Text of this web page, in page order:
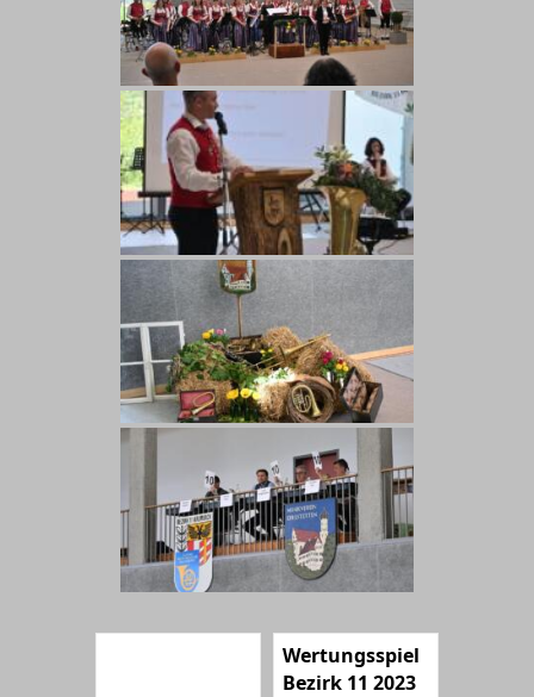
Wertungsspiel
Bezirk 11 2023